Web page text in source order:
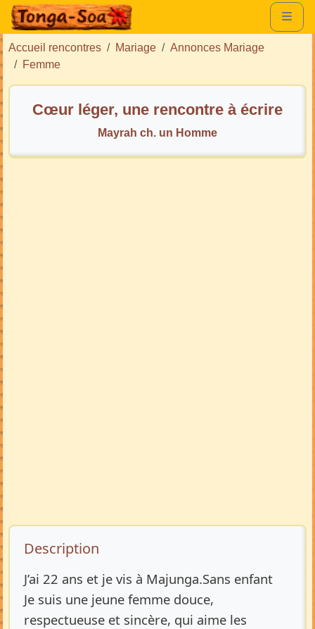
Accueil rencontres Mariage
Annonces Mariage
Femme
Cœur léger, une rencontre à écrire
Mayrah ch. un Homme
Description de l’annonce
Description
J’ai 22 ans et je vis à Majunga.Sans enfant
Je suis une jeune femme douce,
respectueuse et sincère, qui aime les